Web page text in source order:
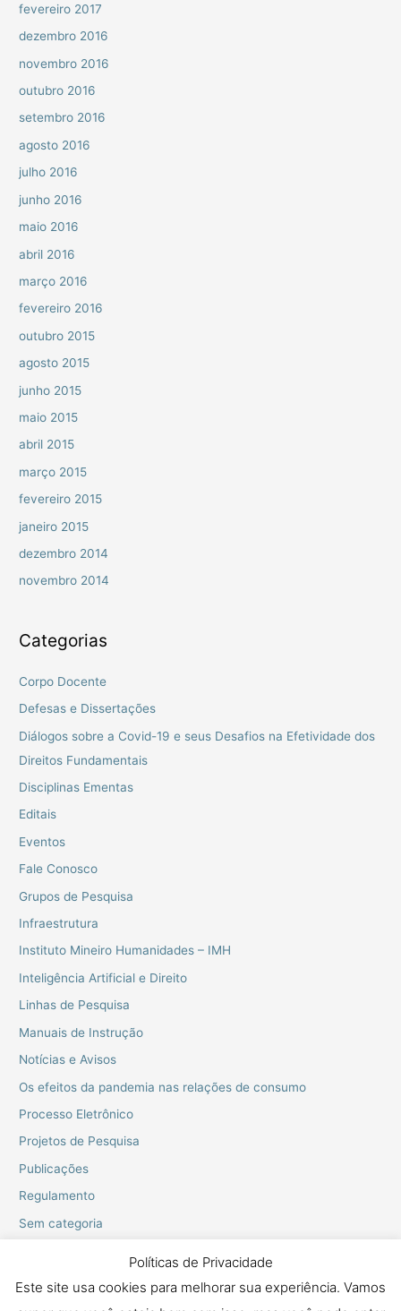
fevereiro 2017
dezembro 2016
novembro 2016
outubro 2016
setembro 2016
agosto 2016
julho 2016
junho 2016
maio 2016
abril 2016
março 2016
fevereiro 2016
outubro 2015
agosto 2015
junho 2015
maio 2015
abril 2015
março 2015
fevereiro 2015
janeiro 2015
dezembro 2014
novembro 2014
Categorias
Corpo Docente
Defesas e Dissertações
Diálogos sobre a Covid-19 e seus Desafios na Efetividade dos
Direitos Fundamentais
Disciplinas Ementas
Editais
Eventos
Fale Conosco
Grupos de Pesquisa
Infraestrutura
Instituto Mineiro Humanidades – IMH
Inteligência Artificial e Direito
Linhas de Pesquisa
Manuais de Instrução
Notícias e Avisos
Os efeitos da pandemia nas relações de consumo
Processo Eletrônico
Projetos de Pesquisa
Publicações
Regulamento
Sem categoria
Políticas de Privacidade
Este site usa cookies para melhorar sua experiência. Vamos